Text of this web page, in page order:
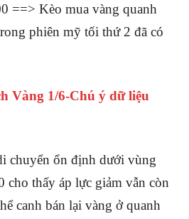
==> Kèo mua vàng quanh
phiên mỹ tối thứ 2 đã có
Vàng 1/6-Chú ý dữ liệu
chuyển ổn định dưới vùng
cho thấy áp lực giảm vẫn còn
canh bán lại vàng ở quanh